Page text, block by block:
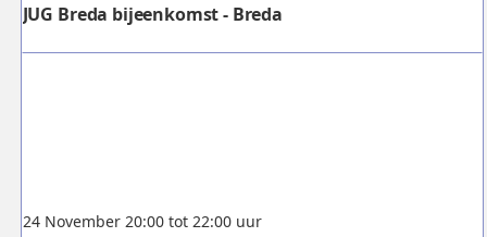
JUG Breda bijeenkomst - Breda
24 November 20:00 tot 22:00 uur